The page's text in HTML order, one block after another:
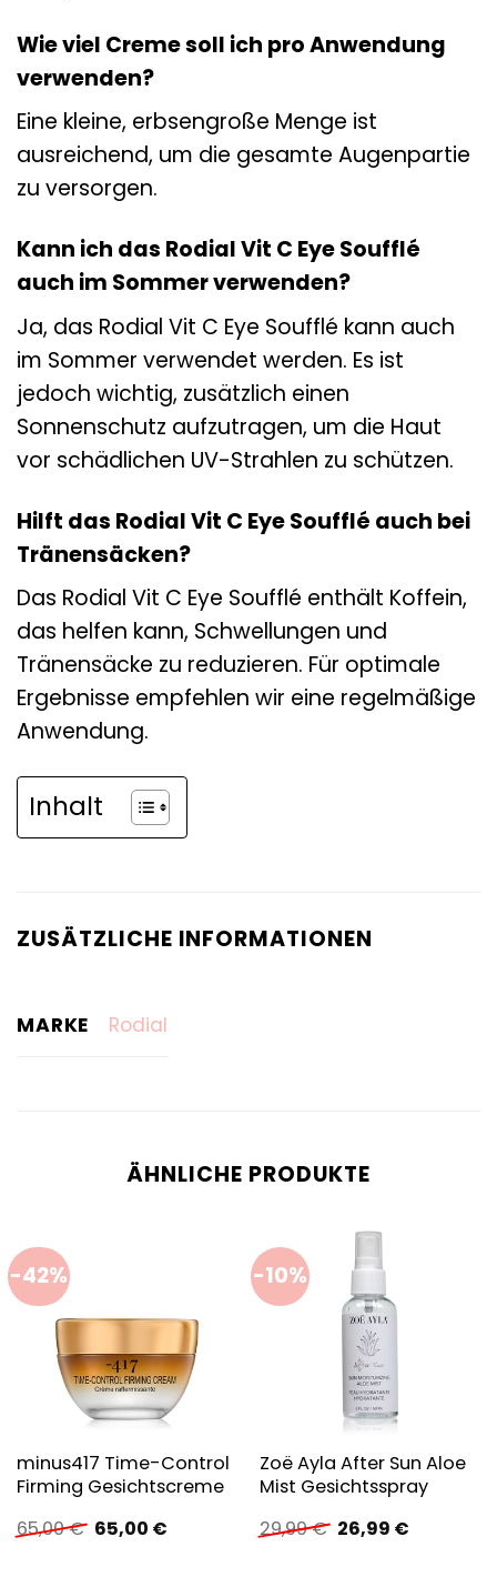
Wie viel Creme soll ich pro Anwendung
verwenden?
Eine kleine, erbsengroße Menge ist
ausreichend, um die gesamte Augenpartie
zu versorgen.
Kann ich das Rodial Vit C Eye Soufflé
auch im Sommer verwenden?
Ja, das Rodial Vit C Eye Soufflé kann auch
im Sommer verwendet werden. Es ist
jedoch wichtig, zusätzlich einen
Sonnenschutz aufzutragen, um die Haut
vor schädlichen UV-Strahlen zu schützen.
Hilft das Rodial Vit C Eye Soufflé auch bei
Tränensäcken?
Das Rodial Vit C Eye Soufflé enthält Koffein,
das helfen kann, Schwellungen und
Tränensäcke zu reduzieren. Für optimale
Ergebnisse empfehlen wir eine regelmäßige
Anwendung.
Inhalt
ZUSÄTZLICHE INFORMATIONEN
MARKE Rodial
ÄHNLICHE PRODUKTE
-42%
minus417 Time-Control
Firming Gesichtscreme
65,00€ Ursprünglicher
Preis
65,00 €Aktueller
-10%
Zoë Ayla After Sun Aloe
Mist Gesichtsspray
29,99€ Ursprünglicher
Preis
26,99 €Aktueller